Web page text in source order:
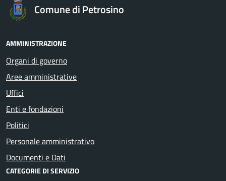
Comune di Petrosino
AMMINISTRAZIONE
Organi di governo
Aree amministrative
Uffici
Enti e fondazioni
Politici
Personale amministrativo
Documenti e Dati
CATEGORIE DI SERVIZIO